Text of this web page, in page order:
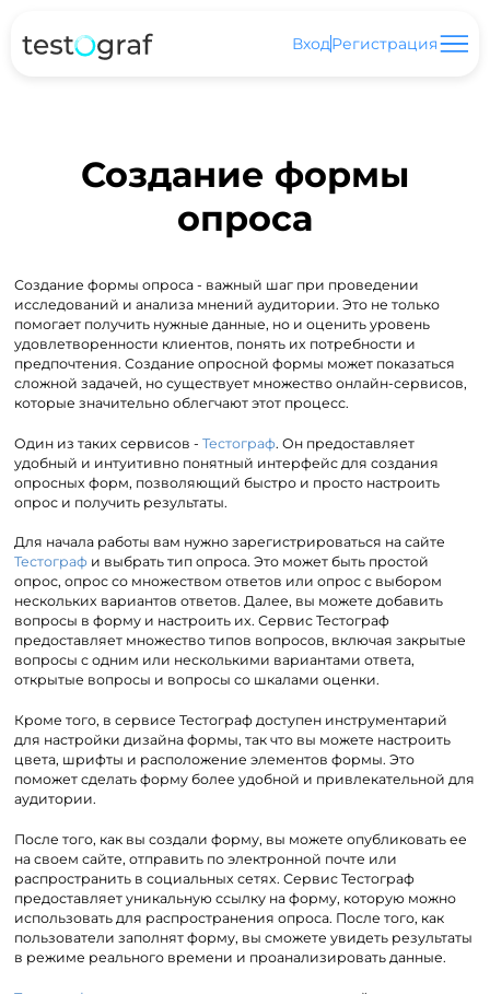
ВходРегистрация
Создание формы
опроса
Создание формы опроса - важный шаг при проведении
исследований и анализа мнений аудитории. Это не только
помогает получить нужные данные, но и оценить уровень
удовлетворенности клиентов, понять их потребности и
предпочтения. Создание опросной формы может показаться
сложной задачей, но существует множество онлайн-сервисов,
которые значительно облегчают этот процесс.
Один из таких сервисов -Тестограф. Он предоставляет
удобный и интуитивно понятный интерфейс для создания
опросных форм, позволяющий быстро и просто настроить
опрос и получить результаты.
Для начала работы вам нужно зарегистрироваться на сайте
Тестограф и выбрать тип опроса. Это может быть простой
опрос, опрос со множеством ответов или опрос с выбором
нескольких вариантов ответов. Далее, вы можете добавить
вопросы в форму и настроить их. Сервис Тестограф
предоставляет множество типов вопросов, включая закрытые
вопросы с одним или несколькими вариантами ответа,
открытые вопросы и вопросы со шкалами оценки.
Кроме того, в сервисе Тестограф доступен инструментарий
для настройки дизайна формы, так что вы можете настроить
цвета, шрифты и расположение элементов формы. Это
поможет сделать форму более удобной и привлекательной для
аудитории.
После того, как вы создали форму, вы можете опубликовать ее
на своем сайте, отправить по электронной почте или
распространить в социальных сетях. Сервис Тестограф
предоставляет уникальную ссылку на форму, которую можно
использовать для распространения опроса. После того, как
пользователи заполнят форму, вы сможете увидеть результаты
в режиме реального времени и проанализировать данные.